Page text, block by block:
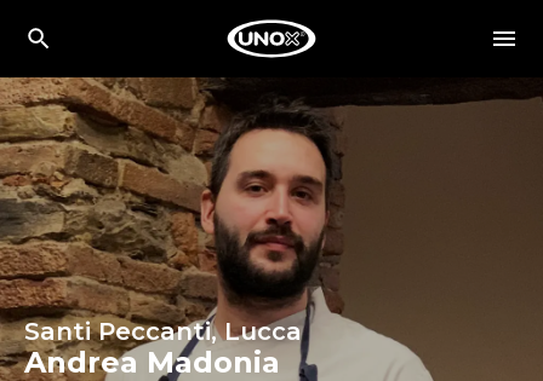
Santi Peccanti, Lucca
Andrea Madonia